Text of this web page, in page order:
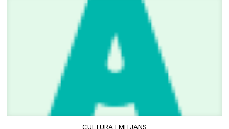
CULTURA I MITJANS